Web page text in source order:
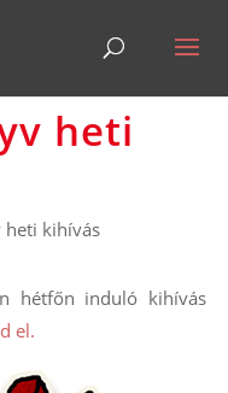
heti
heti kihívás
hétfőn induló kihívás
el.